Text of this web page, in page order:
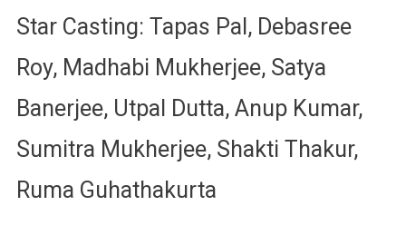
Star Casting: Tapas Pal, Debasree
Roy, Madhabi Mukherjee, Satya
Banerjee, Utpal Dutta, Anup Kumar,
Sumitra Mukherjee, Shakti Thakur,
Ruma Guhathakurta